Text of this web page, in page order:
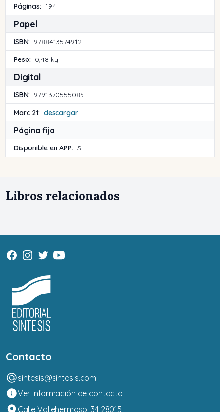
Páginas: 194
Papel
ISBN: 9788413574912
Peso: 0,48 kg
Digital
ISBN: 9791370555085
Marc 21: descargar
Página fija
Disponible en APP: Sí
Libros relacionados
Contacto
sintesis@sintesis.com
Ver información de contacto
Calle Vallehermoso, 34 28015